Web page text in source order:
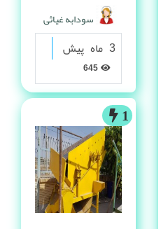
سودابه غیاثی
3 ماه پیش
1